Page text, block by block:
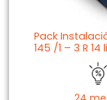
Pack
145 /1 – 3 R